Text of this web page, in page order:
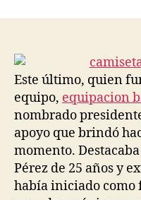
Este último, quien
equipo, equipacion
nombrado
apoyo que brindó
momento.
Pérez de 25 años y
había iniciado como